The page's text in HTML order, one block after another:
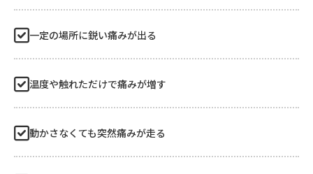
一定の場所に鋭い痛みが出る
温度や触れただけで痛みが増す
動かさなくても突然痛みが走る